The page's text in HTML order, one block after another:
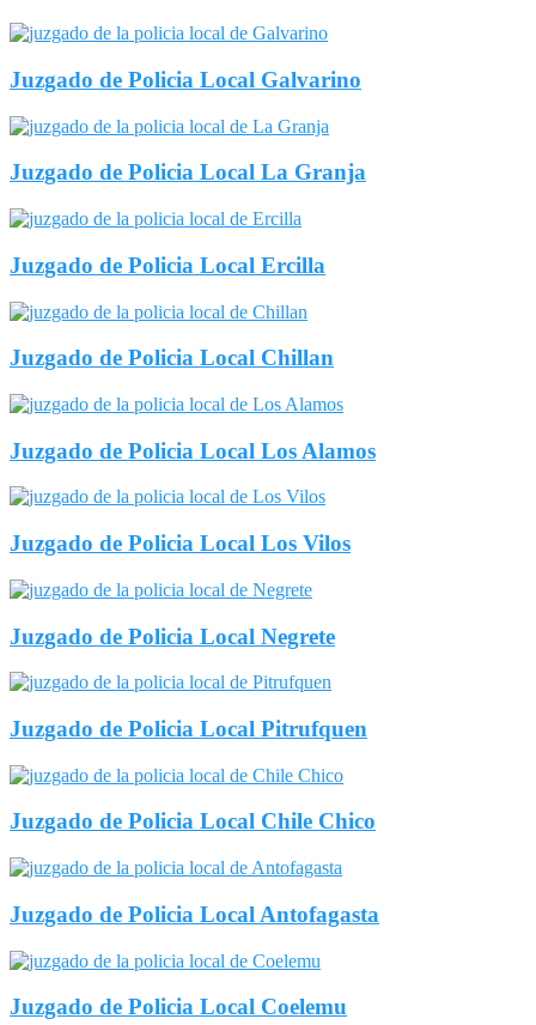
Juzgado de Policia Local Galvarino
Juzgado de Policia Local La Granja
Juzgado de Policia Local Ercilla
Juzgado de Policia Local Chillan
Juzgado de Policia Local Los Alamos
Juzgado de Policia Local Los Vilos
Juzgado de Policia Local Negrete
Juzgado de Policia Local Pitrufquen
Juzgado de Policia Local Chile Chico
Juzgado de Policia Local Antofagasta
Juzgado de Policia Local Coelemu